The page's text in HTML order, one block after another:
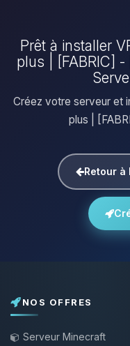
Prêt à installer
plus | [FABRIC]
Créez votre serveur et
plus |
Retour à
NOS OFFRES
Serveur Minecraft